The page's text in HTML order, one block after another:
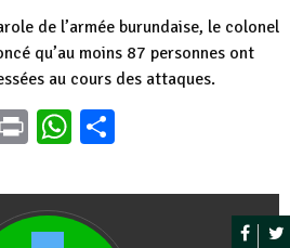
de l’armée burundaise, le colonel
qu’au moins 87 personnes ont
au cours des attaques.
PrintWhatsApp